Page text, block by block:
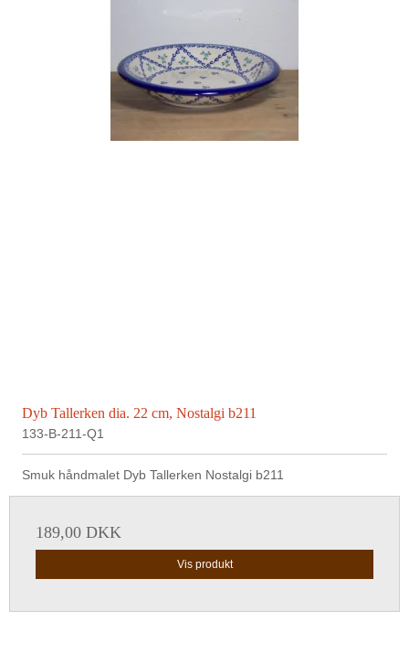
Dyb Tallerken dia. 22 cm, Nostalgi b211
133-B-211-Q1
Smuk håndmalet Dyb Tallerken Nostalgi b211
189,00 DKK
Vis produkt